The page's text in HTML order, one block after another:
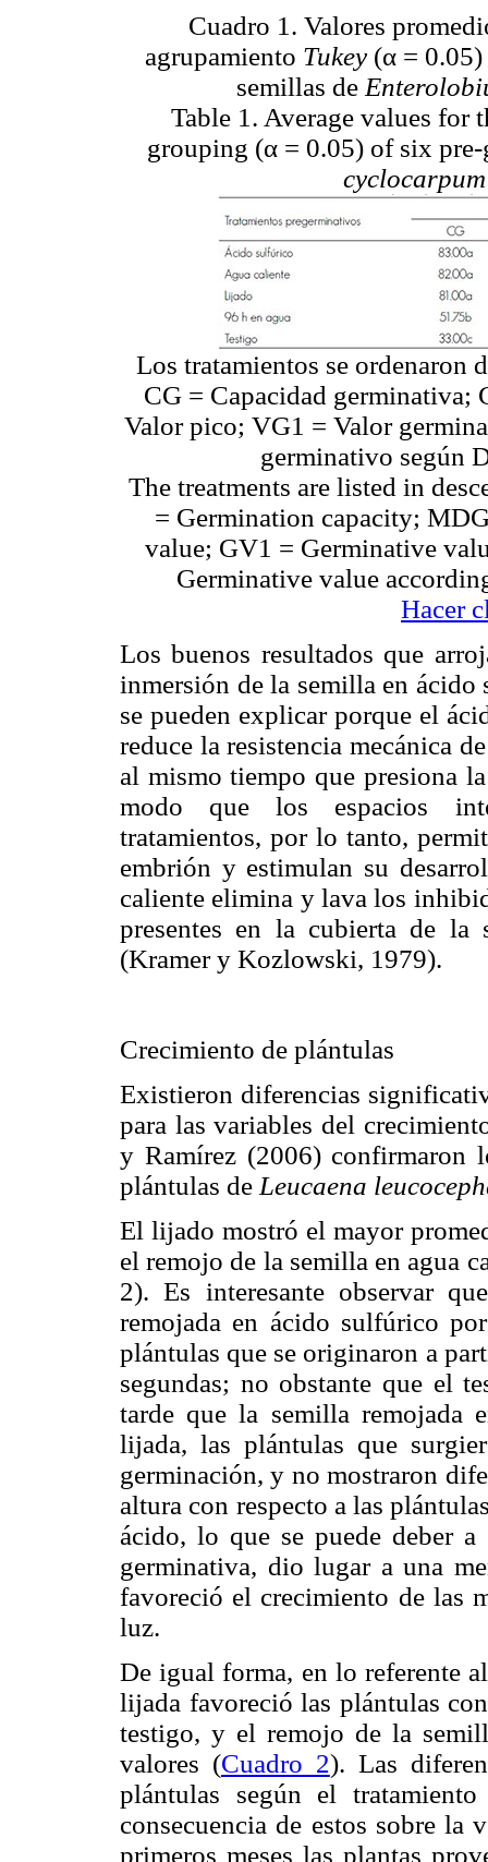
Cuadro 1. Valores
agrupamiento Tukey (α = 0.05)
semillas de
Table 1. Average values for
grouping (α = 0.05) of six
cyclocarpum
Los tratamientos se ordenaron
CG = Capacidad germinativa;
Valor pico; VG1 = Valor
germinativo según
The treatments are listed in
= Germination capacity;
value; GV1 = Germinative
Germinative value
Hacer
Los buenos resultados que
inmersión de la semilla en
se pueden explicar porque el
reduce la resistencia mecánica
al mismo tiempo que presiona
modo que los espacios
tratamientos, por lo tanto,
embrión y estimulan su
caliente elimina y lava los
presentes en la cubierta de la
(Kramer y Kozlowski, 1979).
Crecimiento de plántulas
Existieron diferencias
para las variables del
y Ramírez (2006) confirmaron
plántulas de Leucaena
El lijado mostró el mayor
el remojo de la semilla en agua
2). Es interesante observar
remojada en ácido sulfúrico
plántulas que se originaron a
segundas; no obstante que el
tarde que la semilla remojada
lijada, las plántulas que
germinación, y no mostraron
altura con respecto a las
ácido, lo que se puede deber
germinativa, dio lugar a una
favoreció el crecimiento de las
luz.
De igual forma, en lo referente
lijada favoreció las plántulas
testigo, y el remojo de la
valores (Cuadro 2). Las
plántulas según el
consecuencia de estos sobre la
primeros meses las plantas